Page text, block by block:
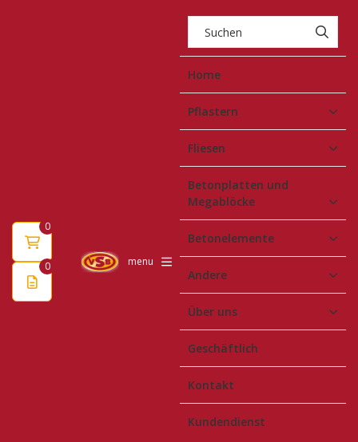
0
0 menu
Home
Pflastern
Fliesen
Betonplatten und
Megablöcke
Betonelemente
Andere
Über uns
Geschäftlich
Kontakt
Kundendienst